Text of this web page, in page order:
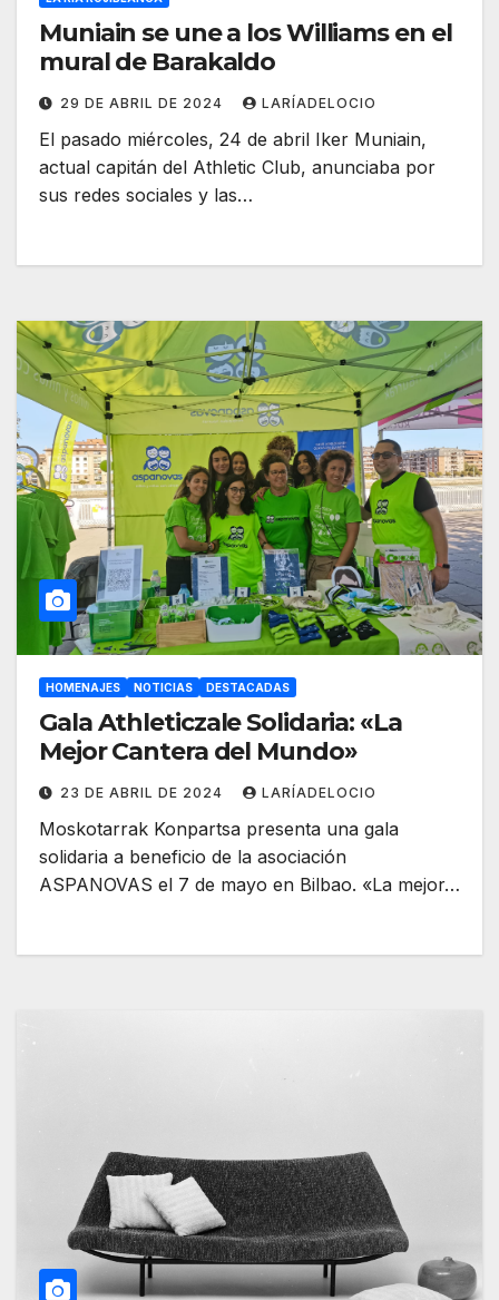
Muniain se une a los Williams en el
mural de Barakaldo
29 DE ABRIL DE 2024 LARÍADELOCIO
El pasado miércoles, 24 de abril Iker Muniain,
actual capitán del Athletic Club, anunciaba por
sus redes sociales y las…
HOMENAJES NOTICIAS DESTACADAS
Gala Athleticzale Solidaria: «La
Mejor Cantera del Mundo»
23 DE ABRIL DE 2024 LARÍADELOCIO
Moskotarrak Konpartsa presenta una gala
solidaria a beneficio de la asociación
ASPANOVAS el 7 de mayo en Bilbao. «La mejor…